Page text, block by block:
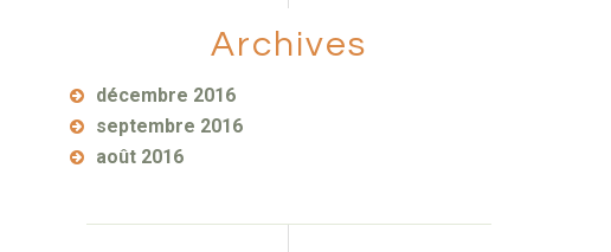
Archives
décembre 2016
septembre 2016
août 2016